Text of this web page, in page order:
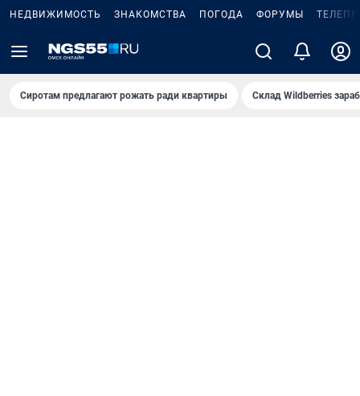
НЕДВИЖИМОСТЬ ЗНАКОМСТВА ПОГОДА ФОРУМЫ
Сиротам предлагают рожать ради квартиры Склад Wildberries